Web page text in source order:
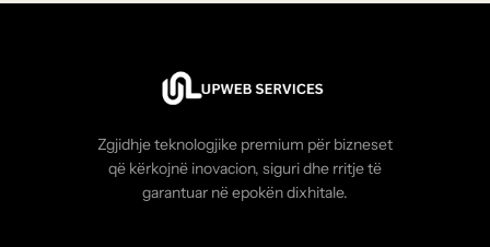
Zgjidhje teknologjike premium për bizneset
që kërkojnë inovacion, siguri dhe rritje të
garantuar në epokën dixhitale.